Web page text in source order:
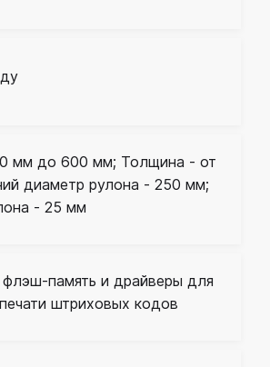
мм до 600 мм; Толщина - от
диаметр рулона - 250 мм;
- 25 мм
память и драйверы для
штриховых кодов